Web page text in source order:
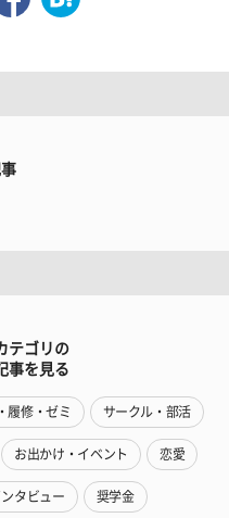
テゴリの
事を見る
履修・ゼミ サークル・部活
お出かけ・イベント 恋愛
タビュー 奨学金